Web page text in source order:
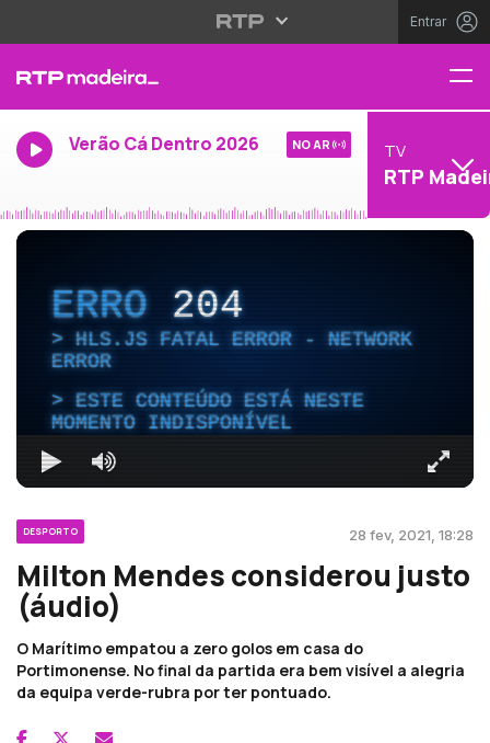
Entrar
Verão Cá Dentro 2026 NO AR TV
RTP
ERRO204
HLS.JS FATAL ERROR - NETWORK
ERROR
ESTE CONTEÚDO ESTÁ NESTE
MOMENTO INDISPONÍVEL
DESPORTO 28 fev, 2021, 18:28
Milton Mendes considerou justo
(áudio)
O Marítimo empatou a zero golos em casa do
Portimonense. No final da partida era bem visível a alegria
da equipa verde-rubra por ter pontuado.